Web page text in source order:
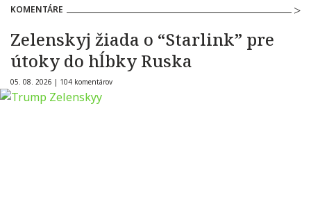
KOMENTÁRE
Zelenskyj žiada o “Starlink” pre
útoky do hĺbky Ruska
05. 08. 2026 | 104 komentárov